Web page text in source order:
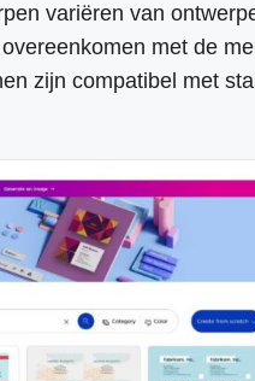
variëren van
met de
zijn compatibel met